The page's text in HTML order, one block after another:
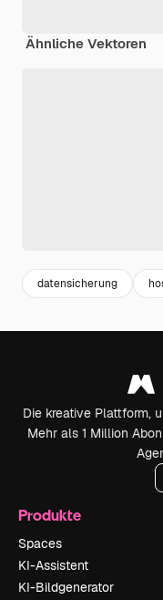
Ähnliche Vektoren
datensicherung
Die kreative Plattform,
Mehr als 1 Million
Produkte
Spaces
KI-Assistent
KI-Bildgenerator